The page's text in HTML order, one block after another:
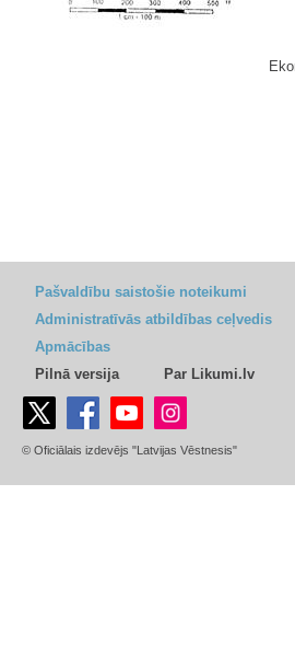
Pašvaldību saistošie noteikumi
Administratīvās atbildības ceļvedis
Apmācības
Pilnā versija
Par Likumi.lv
© Oficiālais izdevējs "Latvijas Vēstnesis"